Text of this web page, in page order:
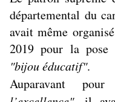
départemental du
avait même
2019 pour la
"bijou éducatif".
Auparavant